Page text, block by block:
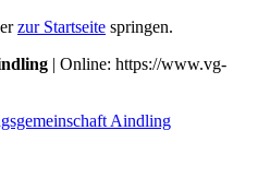
zur Startseite springen.
| Online: https://www.vg-